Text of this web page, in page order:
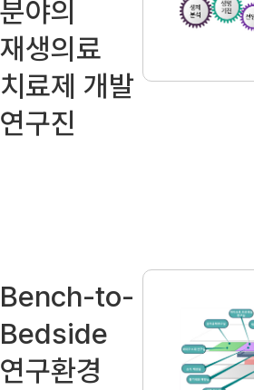
분야의
재생의료
치료제 개발
연구진
Bench-to-
Bedside
연구환경